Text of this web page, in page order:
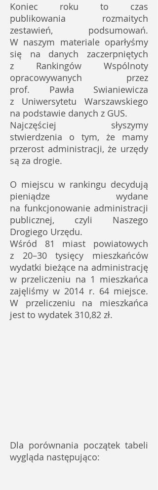
Koniec roku to czas
publikowania rozmaitych
zestawień, podsumowań.
W naszym materiale oparłyśmy
się na danych zaczerpniętych
z Rankingów Wspólnoty
opracowywanych przez
prof. Pawła Swianiewicza
z Uniwersytetu Warszawskiego
na podstawie danych z GUS.
Najczęściej słyszymy
stwierdzenia o tym, że mamy
przerost administracji, że urzędy
są za drogie.
O miejscu w rankingu decydują
pieniądze wydane
na funkcjonowanie administracji
publicznej, czyli Naszego
Drogiego Urzędu.
Wśród 81 miast powiatowych
z 20–30 tysięcy mieszkańców
wydatki bieżące na administrację
w przeliczeniu na 1 mieszkańca
zajęliśmy w 2014 r. 64 miejsce.
W przeliczeniu na mieszkańca
jest to wydatek 310,82 zł.
Dla porównania początek tabeli
wygląda następująco: